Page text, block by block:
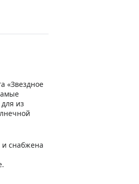
«Звездное
из
и снабжена